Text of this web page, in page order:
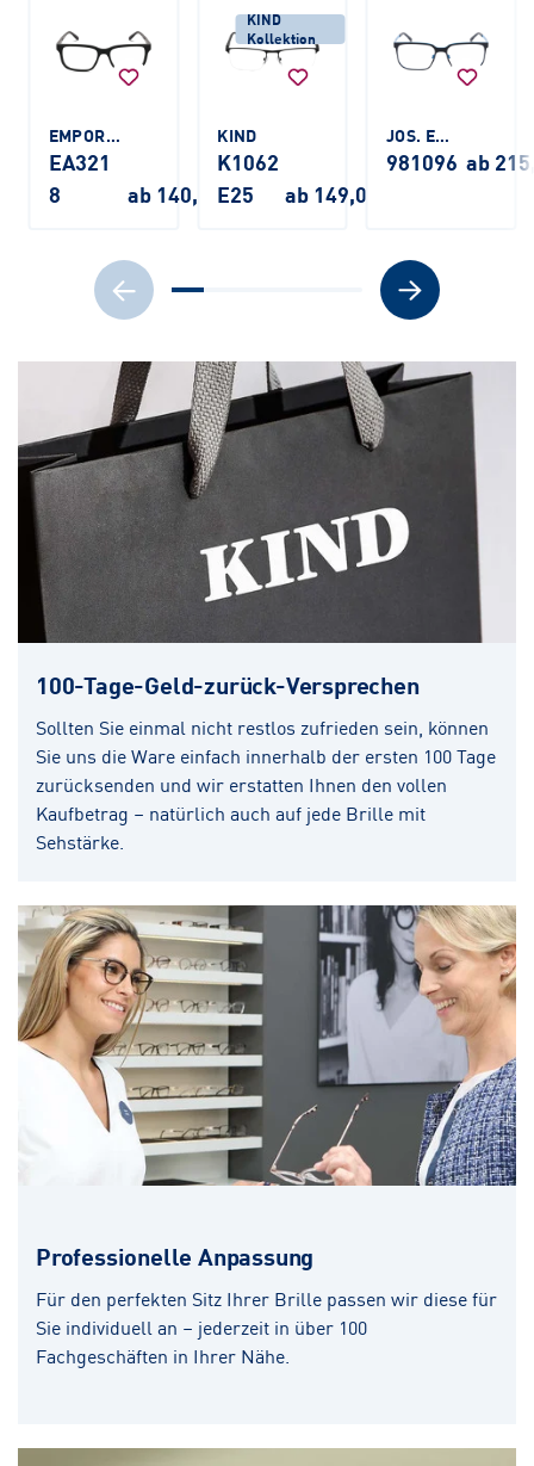
EMPORIO ARMANI
EA321
8
ab 140,00 €
KIND
Kollektion
KIND
K1062
E25
ab 149,00 €
JOS. ESCHENBACH
981096 ab
100-Tage-Geld-zurück-Versprechen
Sollten Sie einmal nicht restlos zufrieden sein, können
Sie uns die Ware einfach innerhalb der ersten 100 Tage
zurücksenden und wir erstatten Ihnen den vollen
Kaufbetrag – natürlich auch auf jede Brille mit
Sehstärke.
Professionelle Anpassung
Für den perfekten Sitz Ihrer Brille passen wir diese für
Sie individuell an – jederzeit in über 100
Fachgeschäften in Ihrer Nähe.